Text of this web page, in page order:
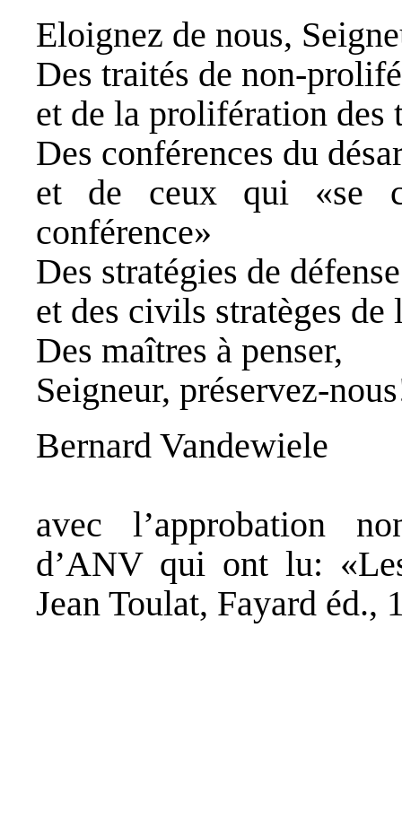
Eloignez de nous,
Des traités de
et de la prolifération des
Des conférences du
et de ceux qui «se
conférence»
Des stratégies de
et des civils stratèges de
Des maîtres à penser,
Seigneur,
Bernard Vandewiele
avec l’approbation
d’ANV qui ont lu:
Jean Toulat, Fayard éd.,